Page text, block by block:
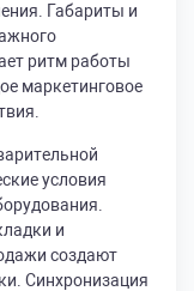
Габариты и
ритм работы
маркетинговое
условия
и
создают
Синхронизация